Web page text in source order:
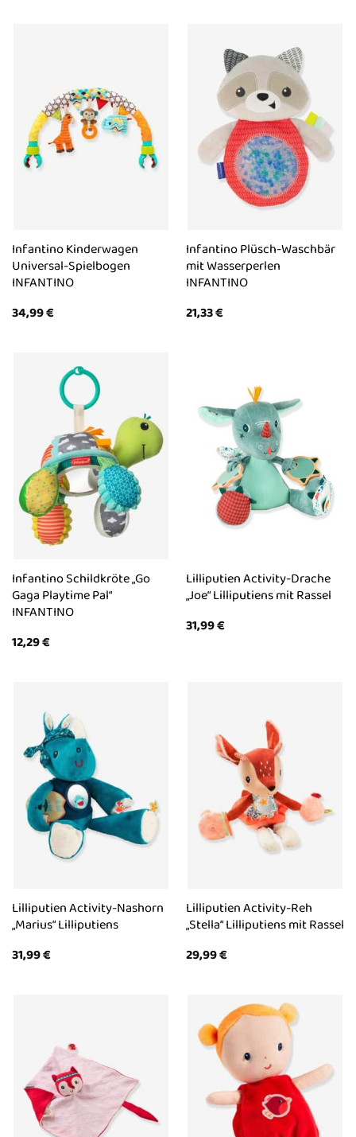
Infantino Kinderwagen
Universal-Spielbogen
INFANTINO
34,99€
Infantino Plüsch-Waschbär
mit Wasserperlen
INFANTINO
21,33€
Infantino Schildkröte „Go
Gaga Playtime Pal“
INFANTINO
12,29€
Lilliputien Activity-Drache
„Joe“ Lilliputiens mit Rassel
31,99€
Lilliputien Activity-Nashorn
„Marius“ Lilliputiens
31,99€
Lilliputien Activity-Reh
„Stella“ Lilliputiens mit Rassel
29,99€